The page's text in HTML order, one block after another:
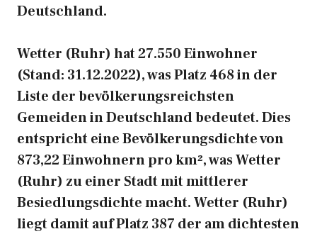
Deutschland.
Wetter (Ruhr) hat 27.550 Einwohner
(Stand: 31.12.2022), was Platz 468 in der
Liste der bevölkerungsreichsten
Gemeiden in Deutschland bedeutet. Dies
entspricht eine Bevölkerungsdichte von
873,22 Einwohnern pro km², was Wetter
(Ruhr) zu einer Stadt mit mittlerer
Besiedlungsdichte macht. Wetter (Ruhr)
liegt damit auf Platz 387 der am dichtesten